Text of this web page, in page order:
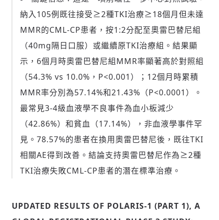
納入105例既往接受≥2種TKI治療≥18個月但未達
MMR的CML-CP患者，按1:2分配至奧雷巴替尼組
（40mg隔日口服）或繼續原TKI治療組。結果顯
示，6個月時奧雷巴替尼組MMR率顯著高於對照組
（54.3% vs 10.0%，P<0.001）；12個月時累積
MMR率分別為57.14%和21.43%（P<0.0001）。
最常見3-4級血液學不良事件為血小板減少
（42.86%）和貧血（17.14%），非血液學事件罕
見。78.57%的患者在換用奧雷巴替尼後，既往TKI
相關AE得到改善。結論支持奧雷巴替尼作為≥2種
TKI治療失敗CML-CP患者的潛在標準治療。
UPDATED RESULTS OF POLARIS-1 (PART 1), A